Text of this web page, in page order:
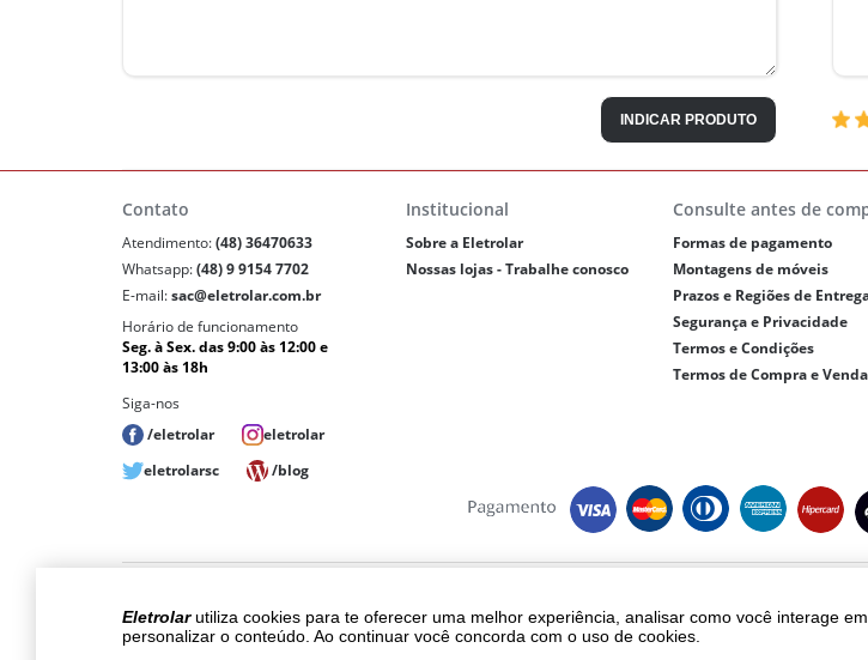
INDICAR PRODUTO
Eletrolarutiliza cookies para te oferecer uma melhor experiência, analisar como você interage
personalizar o conteúdo. Ao continuar você concorda com o uso de cookies.
Contato
Atendimento:(48) 36470633
Whatsapp:(48) 9 9154 7702
E-mail:sac@eletrolar.com.br
Horário de funcionamento
Seg. à Sex. das 9:00 às 12:00 e
13:00 às 18h
Siga-nos
/eletrolar
eletrolar
eletrolarsc
/blog
Institucional
Sobre a Eletrolar
Nossas lojas - Trabalhe conosco
Consulte antes de
Formas de pagamento
Montagens de móveis
Prazos e Regiões de
Segurança e Privacidade
Termos e Condições
Termos de Compra e Venda
Copyright © 2018 - eletrolar.com.br - NEGRO E
Os preços, promoções, condições de pagamento, frete e produtos são válidos